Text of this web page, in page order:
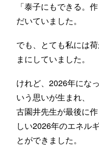
「泰子にもできる。
だいていました。
でも、とても私には
まにしていました。
けれど、2026年にな
いう思いが生まれ、
古園井先生が最後に
しい2026年のエネル
とができました。